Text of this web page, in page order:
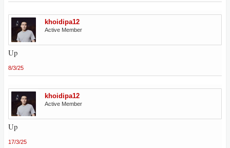
khoidipa12
Active Member
Up
8/3/25
khoidipa12
Active Member
Up
17/3/25